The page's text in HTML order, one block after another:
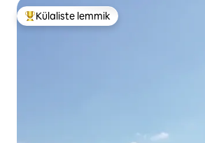
Külaliste suur lemmik
Külaliste lemmik